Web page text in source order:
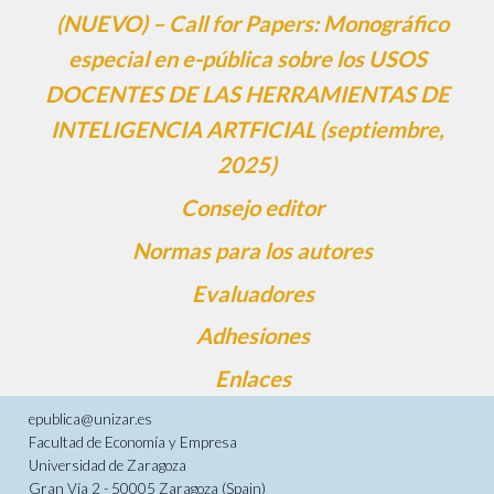
(NUEVO) – Call for Papers: Monográfico
especial en e-pública sobre los USOS
DOCENTES DE LAS HERRAMIENTAS DE
INTELIGENCIA ARTFICIAL (septiembre,
2025)
Consejo editor
Normas para los autores
Evaluadores
Adhesiones
Enlaces
epublica@unizar.es
Facultad de Economía y Empresa
Universidad de Zaragoza
Gran Vía 2 - 50005 Zaragoza (Spain)